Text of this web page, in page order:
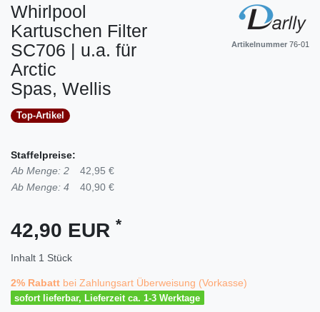
Whirlpool
Kartuschen Filter
SC706 | u.a. für
Arctic
Spas, Wellis
Artikelnummer 76-01
Top-Artikel
Staffelpreise:
Ab Menge: 2
42,95 €
Ab Menge: 4
40,90 €
42,90 EUR *
Inhalt 1 Stück
2% Rabatt bei Zahlungsart Überweisung (Vorkasse)
sofort lieferbar, Lieferzeit ca. 1-3 Werktage